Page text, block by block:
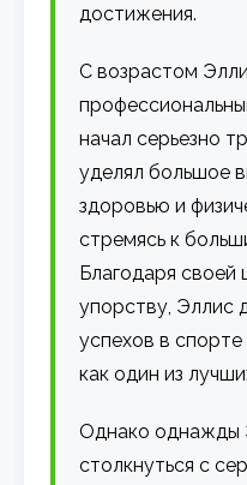
достижения.
С возрастом
начал серьезно
уделял большое
здоровью и
стремясь к
Благодаря своей
упорству, Эллис
успехов в
как один из
Однако однажды
столкнуться с